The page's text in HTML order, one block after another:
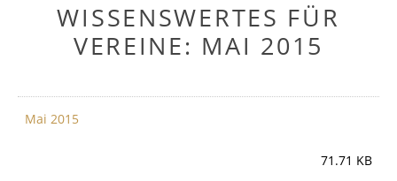
WISSENSWERTES FÜR
VEREINE: MAI 2015
Mai 2015
71.71 KB